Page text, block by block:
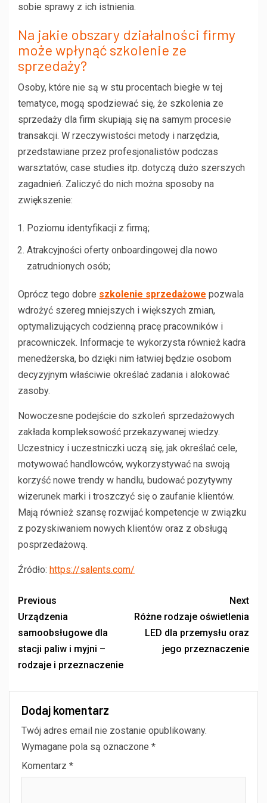
sobie sprawy z ich istnienia.
Na jakie obszary działalności firmy
może wpłynąć szkolenie ze
sprzedaży?
Osoby, które nie są w stu procentach biegłe w tej
tematyce, mogą spodziewać się, że szkolenia ze
sprzedaży dla firm skupiają się na samym procesie
transakcji. W rzeczywistości metody i narzędzia,
przedstawiane przez profesjonalistów podczas
warsztatów, case studies itp. dotyczą dużo szerszych
zagadnień. Zaliczyć do nich można sposoby na
zwiększenie:
Poziomu identyfikacji z firmą;
Atrakcyjności oferty onboardingowej dla nowo
zatrudnionych osób;
Oprócz tego dobre szkolenie sprzedażowe pozwala
wdrożyć szereg mniejszych i większych zmian,
optymalizujących codzienną pracę pracowników i
pracowniczek. Informacje te wykorzysta również kadra
menedżerska, bo dzięki nim łatwiej będzie osobom
decyzyjnym właściwie określać zadania i alokować
zasoby.
Nowoczesne podejście do szkoleń sprzedażowych
zakłada kompleksowość przekazywanej wiedzy.
Uczestnicy i uczestniczki uczą się, jak określać cele,
motywować handlowców, wykorzystywać na swoją
korzyść nowe trendy w handlu, budować pozytywny
wizerunek marki i troszczyć się o zaufanie klientów.
Mają również szansę rozwijać kompetencje w związku
z pozyskiwaniem nowych klientów oraz z obsługą
posprzedażową.
Źródło: https://salents.com/
Previous
Urządzenia
samoobsługowe dla
stacji paliw i myjni –
rodzaje i przeznaczenie
Next
Różne rodzaje oświetlenia
LED dla przemysłu oraz
jego przeznaczenie
Dodaj komentarz
Twój adres email nie zostanie opublikowany.
Wymagane pola są oznaczone *
Komentarz *